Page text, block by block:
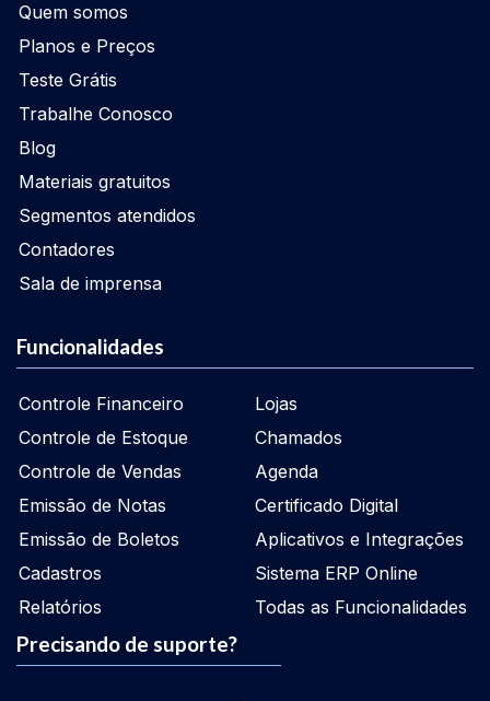
Quem somos
Planos e Preços
Teste Grátis
Trabalhe Conosco
Blog
Materiais gratuitos
Segmentos atendidos
Contadores
Sala de imprensa
Funcionalidades
Controle Financeiro
Controle de Estoque
Controle de Vendas
Emissão de Notas
Emissão de Boletos
Cadastros
Relatórios
Lojas
Chamados
Agenda
Certificado Digital
Aplicativos e Integrações
Sistema ERP Online
Todas as Funcionalidades
Precisando de suporte?